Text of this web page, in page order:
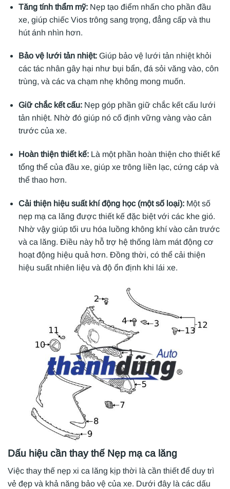
Tăng tính thẩm mỹ: Nẹp tạo điểm nhấn cho phần đầu
xe, giúp chiếc Vios trông sang trọng, đẳng cấp và thu
hút ánh nhìn hơn.
Bảo vệ lưới tản nhiệt:Giúp bảo vệ lưới tản nhiệt khỏi
các tác nhân gây hại như bụi bẩn, đá sỏi văng vào, côn
trùng, và các va chạm nhẹ không mong muốn.
Giữ chắc kết cấu: Nẹp góp phần giữ chắc kết cấu lưới
tản nhiệt. Nhờ đó giúp nó cố định vững vàng vào cản
trước của xe.
Hoàn thiện thiết kế: Là một phần hoàn thiện cho thiết kế
tổng thể của đầu xe, giúp xe trông liền lạc, cứng cáp và
thể thao hơn.
Cải thiện hiệu suất khí động học (một số loại):Một số
nẹp mạ ca lăng được thiết kế đặc biệt với các khe gió.
Nhờ vậy giúp tối ưu hóa luồng không khí vào cản trước
và ca lăng. Điều này hỗ trợ hệ thống làm mát động cơ
hoạt động hiệu quả hơn. Đồng thời, có thể cải thiện
hiệu suất nhiên liệu và độ ổn định khi lái xe.
Dấu hiệu cần thay thế Nẹp mạ ca lăng
Việc thay thế nẹp xi ca lăng kịp thời là cần thiết để duy trì
vẻ đẹp và khả năng bảo vệ của xe. Dưới đây là các dấu